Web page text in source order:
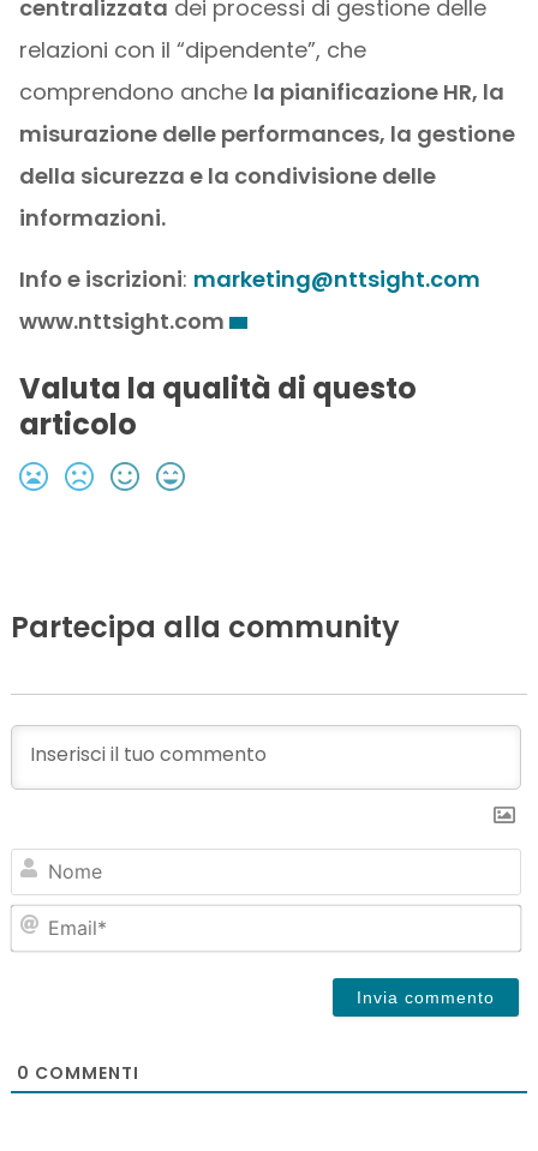
centralizzata dei processi di gestione delle
relazioni con il “dipendente”, che
comprendono anche la pianificazione HR, la
misurazione delle performances, la gestione
della sicurezza e la condivisione delle
informazioni.
Info e iscrizioni: marketing@nttsight.com
www.nttsight.com
Valuta la qualità di questo
articolo
Partecipa alla community
0 COMMENTI